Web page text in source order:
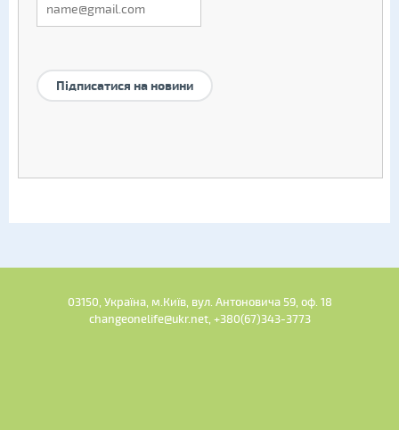
Підписатися на новини
03150, Україна, м.Київ, вул. Антоновича 59, оф. 18
changeonelife@ukr.net, +380(67)343-3773